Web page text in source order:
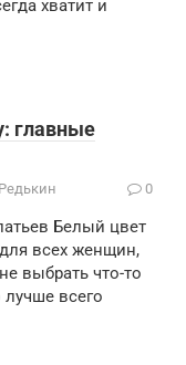
хватит и
главные
0
Белый цвет
всех женщин,
выбрать что-то
всего